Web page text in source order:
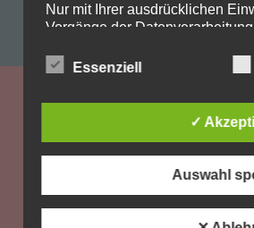
Impressum &
Nur mit Ihrer ausdrücklichen
Vorgänge der
Widerruf genügt eine formlose
Recht auf Beschwerde bei der
Aufsichtsbehörde
Als Betroffener steht Ihnen im
der zuständigen
Aufsichtsbehörde bezüglich
Essenziell
✓
Auswahl